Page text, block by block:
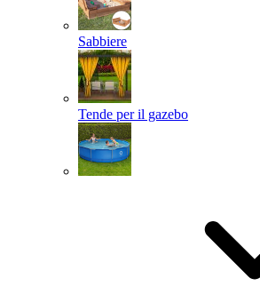
Sabbiere
Tende per il gazebo